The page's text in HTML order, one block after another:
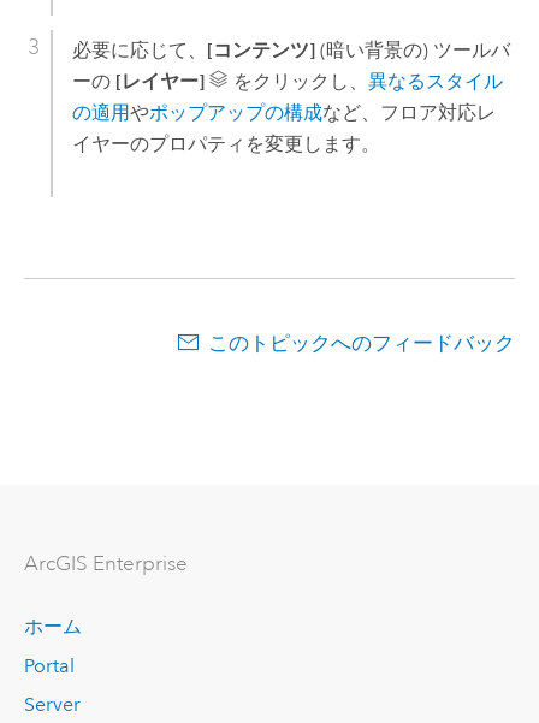
必要に応じて、 [コンテンツ](暗い背景の) ツールバ
ーの [レイヤー] をクリックし、 異なるスタイル
の適用やポップアップの構成など、フロア対応レ
イヤーのプロパティを変更します。
このトピックへのフィードバック
ArcGIS Enterprise
ホーム
Portal
Server